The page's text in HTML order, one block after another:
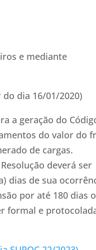
e mediante
do dia 16/01/2020)
a geração do
do valor do
de cargas.
deverá ser
dias de sua
por até 180 dias
formal e